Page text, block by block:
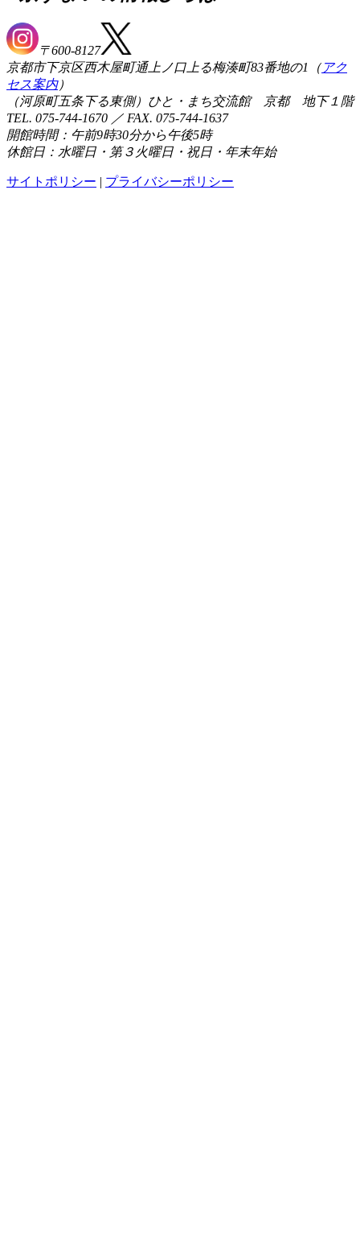
〒600-8127
京都市下京区西木屋町通上ノ口上る梅湊町83番地の1（ アク
セス案内）
（河原町五条下る東側）ひと・まち交流館 京都 地下１階
TEL. 075-744-1670 ／ FAX. 075-744-1637
開館時間：午前9時30分から午後5時
休館日：水曜日・第３火曜日・祝日・年末年始
サイトポリシー | プライバシーポリシー